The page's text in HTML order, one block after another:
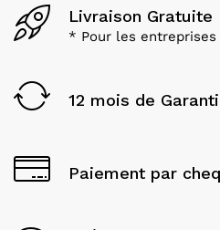
Livraison Gratuite
* Pour les entreprises
12 mois de
Paiement par